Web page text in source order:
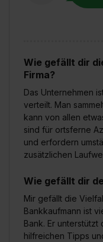
Wie gefällt dir
Firma?
Das Unternehmen
verteilt. Man
kann von allen
sind für ortsferne
und erfordern
zusätzlichen
Wie gefällt dir
Mir gefällt die
Bankkaufmann ist
Bank. Er
hilfreichen Tipps